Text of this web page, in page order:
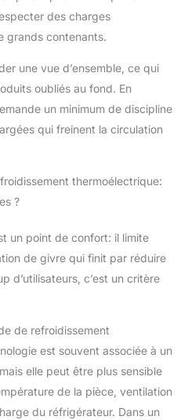
des charges
grands contenants.
une vue d’ensemble, ce qui
oubliés au fond. En
un minimum de discipline
qui freinent la circulation
thermoélectrique:
?
un point de confort: il limite
de givre qui finit par réduire
d’utilisateurs, c’est un critère
de refroidissement
est souvent associée à un
elle peut être plus sensible
de la pièce, ventilation
du réfrigérateur. Dans un